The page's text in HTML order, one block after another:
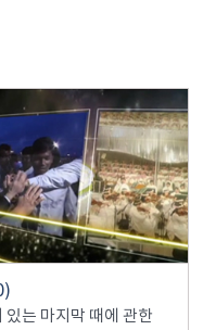
있는 마지막 때에 관한